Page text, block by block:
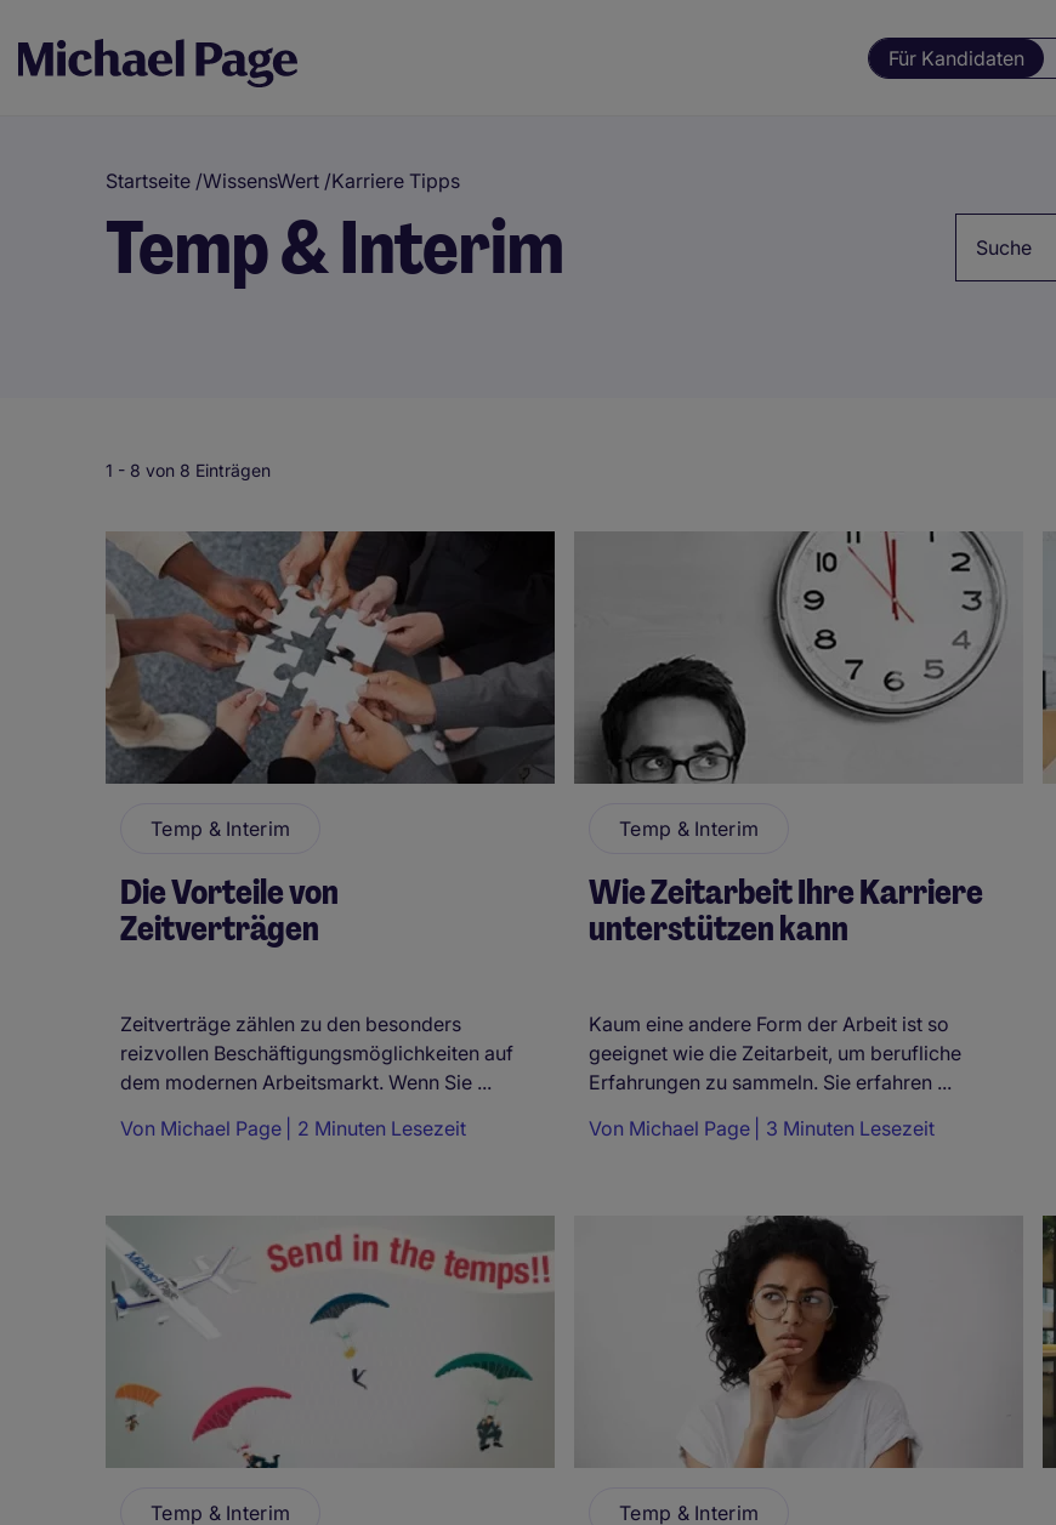
Für Kandidaten
Startseite /WissensWert /Karriere Tipps
Temp & Interim
1 - 8 von 8 Einträgen
Temp & Interim
Die Vorteile von
Zeitverträgen
Zeitverträge zählen zu den besonders
reizvollen Beschäftigungsmöglichkeiten auf
dem modernen Arbeitsmarkt. Wenn Sie ...
Von Michael Page 2 Minuten Lesezeit
Temp & Interim
Wie Zeitarbeit Ihre Karriere
unterstützen kann
Kaum eine andere Form der Arbeit ist so
geeignet wie die Zeitarbeit, um berufliche
Erfahrungen zu sammeln. Sie erfahren ...
Von Michael Page 3 Minuten Lesezeit
Temp & Interim Temp & Interim